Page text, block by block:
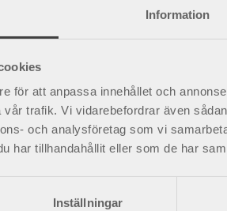
Information
för att anpassa innehållet och
trafik. Vi vidarebefordrar även
och analysföretag som vi
har tillhandahållit eller som de har
Inställningar
med elastiska sidoband.
Ronja
Stabil